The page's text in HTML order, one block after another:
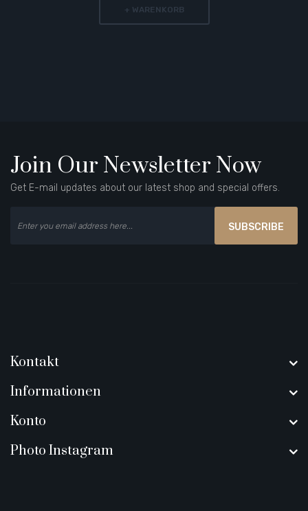
+ WARENKORB
Join Our Newsletter Now
Get E-mail updates about our latest shop and special offers.
SUBSCRIBE
Kontakt
Informationen
Konto
Photo Instagram